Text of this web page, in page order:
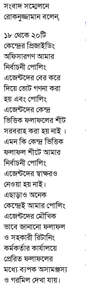
সংবাদ সম্মেলনে
রোকনুজ্জামান বলেন,
১৮ থেকে ২০টি
কেন্দ্রের প্রিজাইডিং
অফিসারগণ আমার
নির্বাচনী পোলিং
এজেন্টদের বের করে
দিয়ে ভোট গণনা করা
হয় এবং পোলিং
এজেন্টদের কেন্দ্র
ভিত্তিক ফলাফলের শীট
সরবরাহ করা হয় নাই ।
এমন কি কেন্দ্র ভিত্তিক
ফলাফল শীটে আমার
নির্বাচনী পোলিং
এজেন্টদের স্বাক্ষরও
নেওয়া হয় নাই।
এছাড়াও অনেক
কেন্দ্রেই আমার পোলিং
এজেন্টদের মৌখিক
ভাবে জানানো ফলাফল
ও সহকারী রিটানিং
কর্মকর্তার কার্যালয়ে
প্রেরিত ফলাফলের
মধ্যে ব্যপক অসামঞ্জস্য
ও গরমিল দেখা যায়।